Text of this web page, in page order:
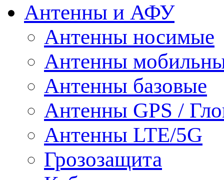
Антенны и АФУ
Антенны носимые
Антенны
Антенны базовые
Антенны GPS /
Антенны LTE/5G
Грозозащита